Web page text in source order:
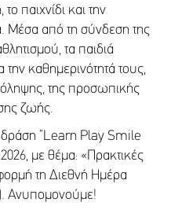
παιχνίδι και την
Μέσα από τη σύνδεση της
τα παιδιά
καθημερινότητά τους,
της προσωπικής
ζωής.
“Learn Play Smile
με θέμα: «Πρακτικές
τη Διεθνή Ημέρα
Ανυπομονούμε!